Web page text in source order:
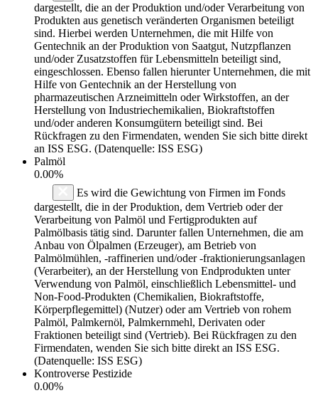
dargestellt, die an der Produktion und/oder Verarbeitung von
Produkten aus genetisch veränderten Organismen beteiligt
sind. Hierbei werden Unternehmen, die mit Hilfe von
Gentechnik an der Produktion von Saatgut, Nutzpflanzen
und/oder Zusatzstoffen für Lebensmitteln beteiligt sind,
eingeschlossen. Ebenso fallen hierunter Unternehmen, die mit
Hilfe von Gentechnik an der Herstellung von
pharmazeutischen Arzneimitteln oder Wirkstoffen, an der
Herstellung von Industriechemikalien, Biokraftstoffen
und/oder anderen Konsumgütern beteiligt sind. Bei
Rückfragen zu den Firmendaten, wenden Sie sich bitte direkt
an ISS ESG. (Datenquelle: ISS ESG)
Palmöl
0.00%
Es wird die Gewichtung von Firmen im Fonds
dargestellt, die in der Produktion, dem Vertrieb oder der
Verarbeitung von Palmöl und Fertigprodukten auf
Palmölbasis tätig sind. Darunter fallen Unternehmen, die am
Anbau von Ölpalmen (Erzeuger), am Betrieb von
Palmölmühlen, -raffinerien und/oder -fraktionierungsanlagen
(Verarbeiter), an der Herstellung von Endprodukten unter
Verwendung von Palmöl, einschließlich Lebensmittel- und
Non-Food-Produkten (Chemikalien, Biokraftstoffe,
Körperpflegemittel) (Nutzer) oder am Vertrieb von rohem
Palmöl, Palmkernöl, Palmkernmehl, Derivaten oder
Fraktionen beteiligt sind (Vertrieb). Bei Rückfragen zu den
Firmendaten, wenden Sie sich bitte direkt an ISS ESG.
(Datenquelle: ISS ESG)
Kontroverse Pestizide
0.00%